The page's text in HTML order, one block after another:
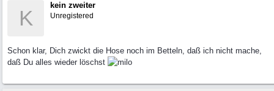
K
kein zweiter
Unregistered
Schon klar, Dich zwickt die Hose noch im Betteln, daß ich nicht mache,
daß Du alles wieder löschst